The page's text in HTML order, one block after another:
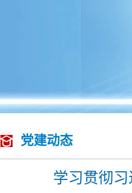
党建动态
学习贯彻